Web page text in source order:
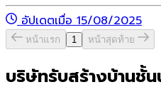
อัปเดตเมื่อ 15/08/2025
หน้าแรก 1 หน้าสุดท้าย
บริษัทรับสร้างบ้านชั้น